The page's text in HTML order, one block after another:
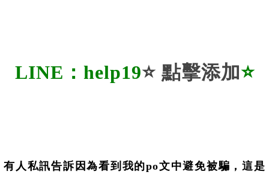
LINE：help19⭐ 點擊添加⭐
有人私訊告訴因為看到我的po文中避免被騙，這是